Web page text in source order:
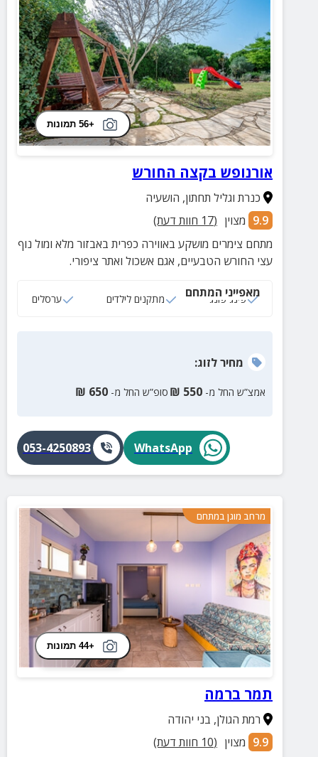
+56 תמונות
אורנופש בקצה החורש
כנרת וגליל תחתון, הושעיה
9.9 מצוין (
17 חוות דעת)
מתחם צימרים מושקע באווירה כפרית באבזור מלא ומול נוף
עצי החורש הטבעיים, אגם אשכול ואתר ציפורי.
מאפייני המתחם
פינג פונג מתקנים לילדים ערסלים
מחירלזוג:
אמצ”ש החל מ- 550
₪ סופ”ש החל מ- 650
₪
WhatsApp
053-4250893
מרחב מוגן במתחם
+44 תמונות
תמר ברמה
רמת הגולן, בני יהודה
9.9 מצוין (
10 חוות דעת)